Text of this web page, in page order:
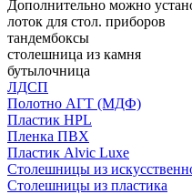
Дополнительно можно
лоток для стол. приборов
тандембоксы
столешница из камня
бутылочница
ЛДСП
Полотно АГТ (МДФ)
Пластик HPL
Пленка ПВХ
Пластик Alvic Luxe
Столешницы из
Столешницы из пластика